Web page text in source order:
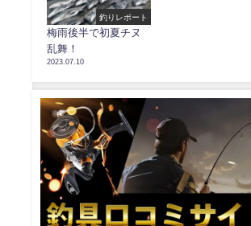
釣りレポート
梅雨後半で初夏チヌ
乱舞！
2023.07.10